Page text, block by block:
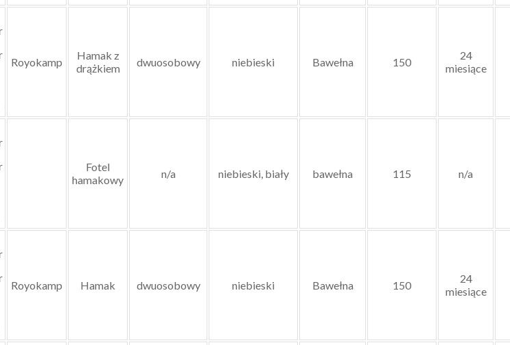
Royokamp
Hamak z
drążkiem
dwuosobowy niebieski Bawełna 150
24
miesiące
Fotel
hamakowy
n/a niebieski, biały bawełna 115 n/a
Royokamp Hamak dwuosobowy niebieski Bawełna 150
24
miesiące